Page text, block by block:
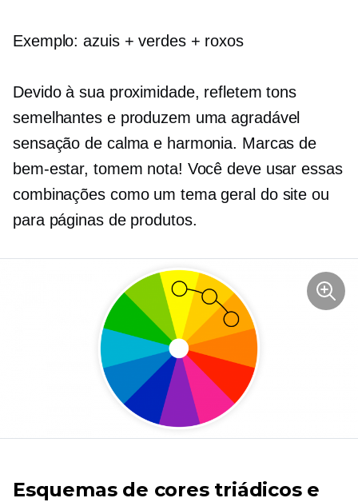
Exemplo: azuis + verdes + roxos
Devido à sua proximidade, refletem tons
semelhantes e produzem uma agradável
sensação de calma e harmonia. Marcas de
bem-estar, tomem nota! Você deve usar essas
combinações como um tema geral do site ou
para páginas de produtos.
Esquemas de cores triádicos e